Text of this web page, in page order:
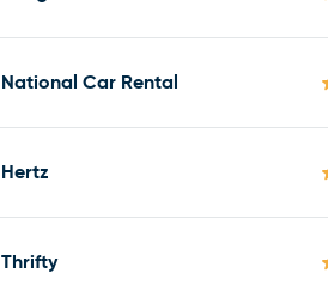
National Car Rental
Hertz
Thrifty